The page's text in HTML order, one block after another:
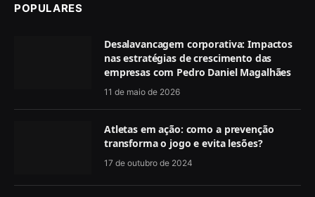
POPULARES
Desalavancagem corporativa: Impactos
nas estratégias de crescimento das
empresas com Pedro Daniel Magalhães
11 de maio de 2026
Atletas em ação: como a prevenção
transforma o jogo e evita lesões?
17 de outubro de 2024